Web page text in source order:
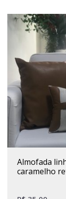
almofada linho e couro
caramelho